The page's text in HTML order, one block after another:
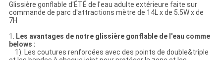
Glissière gonflable d'ÉTÉ de l'eau adulte extérieure faite sur
commande de parc d'attractions mètre de 14L x de 5.5W x de
7H
1. Les avantages de notre glissière gonflable de l'eau comme
belows :
1). Les coutures renforcées avec des points de double&triple